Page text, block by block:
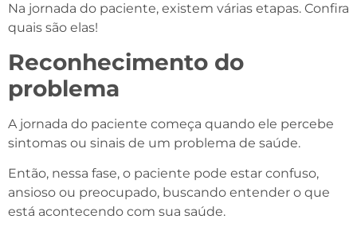
Na jornada do paciente, existem várias etapas. Confira
quais são elas!
Reconhecimento do
problema
A jornada do paciente começa quando ele percebe
sintomas ou sinais de um problema de saúde.
Então, nessa fase, o paciente pode estar confuso,
ansioso ou preocupado, buscando entender o que
está acontecendo com sua saúde.